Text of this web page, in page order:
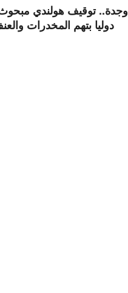
وجدة.. توقيف هولندي
دوليا بتهم المخدرات